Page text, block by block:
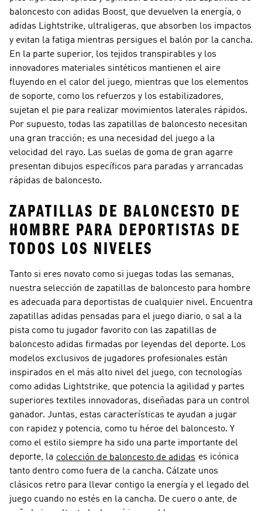
baloncesto con adidas Boost, que devuelven la energía, o
adidas Lightstrike, ultraligeras, que absorben los impactos
y evitan la fatiga mientras persigues el balón por la cancha.
En la parte superior, los tejidos transpirables y los
innovadores materiales sintéticos mantienen el aire
fluyendo en el calor del juego, mientras que los elementos
de soporte, como los refuerzos y los estabilizadores,
sujetan el pie para realizar movimientos laterales rápidos.
Por supuesto, todas las zapatillas de baloncesto necesitan
una gran tracción; es una necesidad del juego a la
velocidad del rayo. Las suelas de goma de gran agarre
presentan dibujos específicos para paradas y arrancadas
rápidas de baloncesto.
ZAPATILLAS DE BALONCESTO DE
HOMBRE PARA DEPORTISTAS DE
TODOS LOS NIVELES
Tanto si eres novato como si juegas todas las semanas,
nuestra selección de zapatillas de baloncesto para hombre
es adecuada para deportistas de cualquier nivel. Encuentra
zapatillas adidas pensadas para el juego diario, o sal a la
pista como tu jugador favorito con las zapatillas de
baloncesto adidas firmadas por leyendas del deporte. Los
modelos exclusivos de jugadores profesionales están
inspirados en el más alto nivel del juego, con tecnologías
como adidas Lightstrike, que potencia la agilidad y partes
superiores textiles innovadoras, diseñadas para un control
ganador. Juntas, estas características te ayudan a jugar
con rapidez y potencia, como tu héroe del baloncesto. Y
como el estilo siempre ha sido una parte importante del
deporte, la colección de baloncesto de adidas es icónica
tanto dentro como fuera de la cancha. Cálzate unos
clásicos retro para llevar contigo la energía y el legado del
juego cuando no estés en la cancha. De cuero o ante, de